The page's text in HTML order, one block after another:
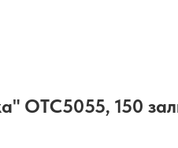
OTC5055, 150